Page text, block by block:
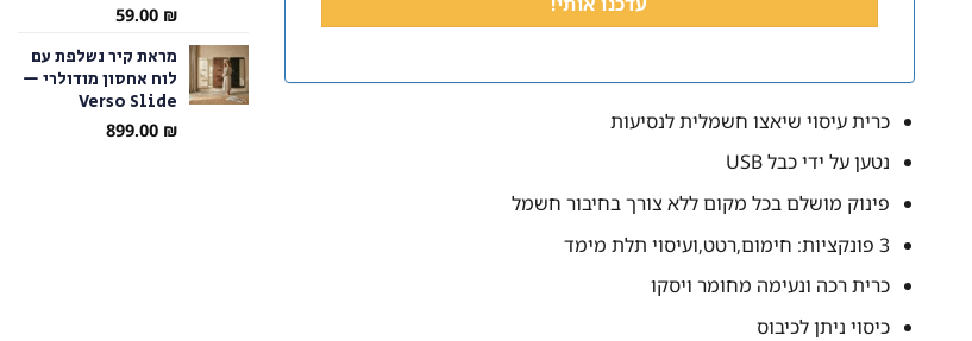
כרית עיסוי שיאצו חשמלית לנסיעות
נטען על ידי כבל USB
פינוק מושלם בכל מקום ללא צורך בחיבור חשמל
3 פונקציות: חימום,רטט,ועיסוי תלת מימד
כרית רכה ונעימה מחומר ויסקו
כיסוי ניתן לכיבוס
59.00 ₪
מראת קיר נשלפת עם
לוח אחסון מודולרי —
Verso Slide
899.00 ₪